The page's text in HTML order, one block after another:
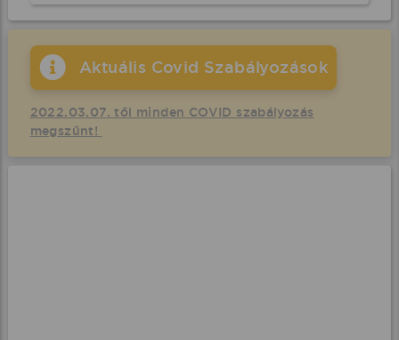
Aktuális Covid Szabályozások
2022.03.07. től minden COVID szabályozás
megszűnt!